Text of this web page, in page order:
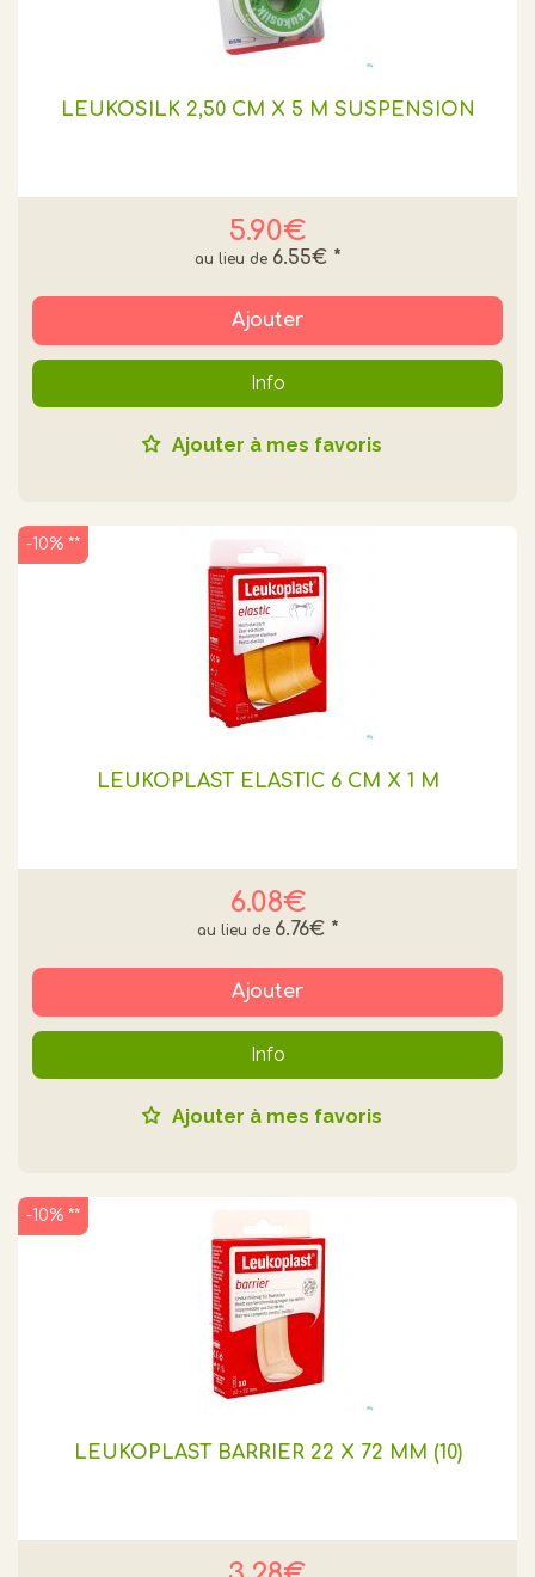
LEUKOSILK 2,50 CM X 5 M SUSPENSION
5.90€
6.55€ *
Ajouter
Info
Ajouter à mes favoris
LEUKOPLAST ELASTIC 6 CM X 1 M
6.08€
6.76€ *
-10% **
Ajouter
Info
Ajouter à mes favoris
LEUKOPLAST BARRIER 22 X 72 MM (10)
-10% **